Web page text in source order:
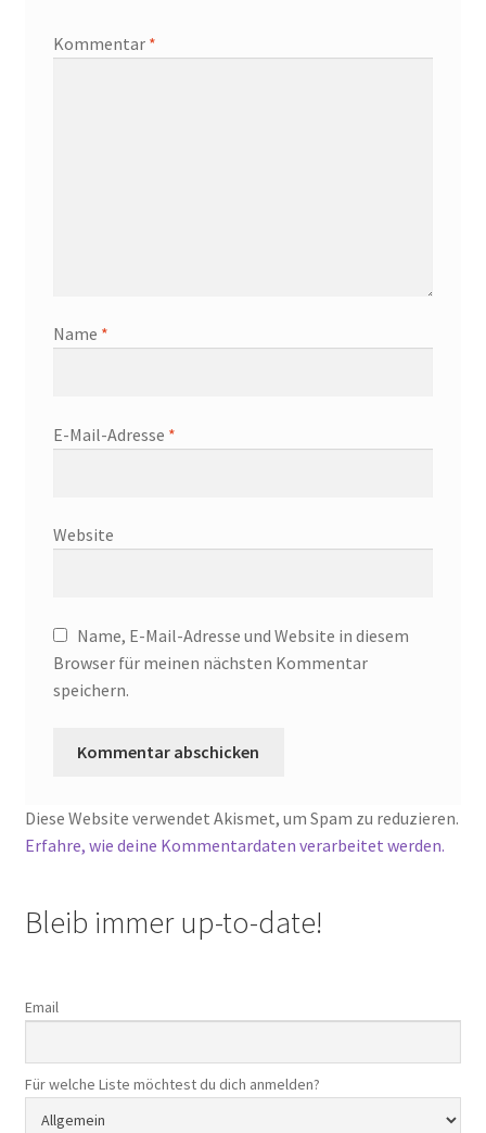
Kommentar *
Name *
E-Mail-Adresse *
Website
Name, E-Mail-Adresse und Website in diesem
Browser für meinen nächsten Kommentar
speichern.
Diese Website verwendet Akismet, um Spam zu reduzieren.
Erfahre, wie deine Kommentardaten verarbeitet werden.
Bleib immer up-to-date!
Email
Für welche Liste möchtest du dich anmelden?